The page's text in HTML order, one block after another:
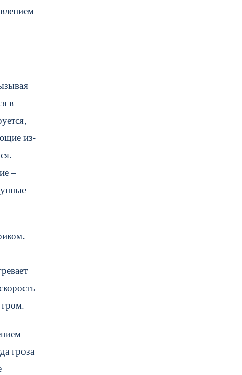
в
из-
–
гроза